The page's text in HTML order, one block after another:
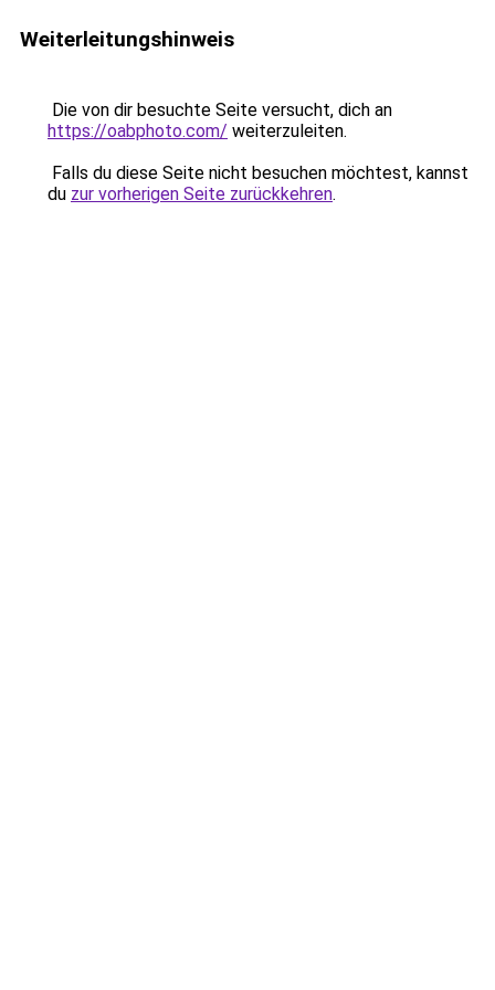
Weiterleitungshinweis
Die von dir besuchte Seite versucht, dich an
https://oabphoto.com/ weiterzuleiten.
Falls du diese Seite nicht besuchen möchtest, kannst
du zur vorherigen Seite zurückkehren.